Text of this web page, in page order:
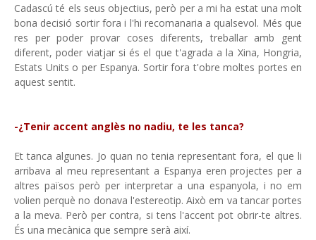
Cadascú té els seus objectius, però per a mi ha estat una molt
bona decisió sortir fora i l'hi recomanaria a qualsevol. Més que
res per poder provar coses diferents, treballar amb gent
diferent, poder viatjar si és el que t'agrada a la Xina, Hongria,
Estats Units o per Espanya. Sortir fora t'obre moltes portes en
aquest sentit.
-¿Tenir accent anglès no nadiu, te les tanca?
Et tanca algunes. Jo quan no tenia representant fora, el que li
arribava al meu representant a Espanya eren projectes per a
altres països però per interpretar a una espanyola, i no em
volien perquè no donava l'estereotip. Això em va tancar portes
a la meva. Però per contra, si tens l'accent pot obrir-te altres.
És una mecànica que sempre serà així.